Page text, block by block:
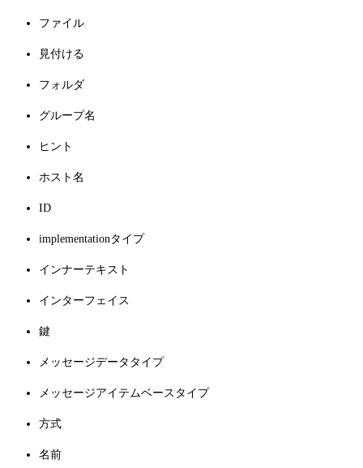
ファイル
見付ける
フォルダ
グループ名
ヒント
ホスト名
ID
implementationタイプ
インナーテキスト
インターフェイス
鍵
メッセージデータタイプ
メッセージアイテムベースタイプ
方式
名前